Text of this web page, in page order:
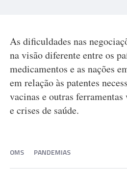
As dificuldades nas
na visão diferente entre os
medicamentos e as nações
em relação às patentes
vacinas e outras
e crises de saúde.
OMS PANDEMIAS